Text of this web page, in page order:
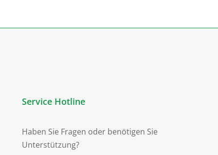
Service Hotline
Haben Sie Fragen oder benötigen Sie
Unterstützung?